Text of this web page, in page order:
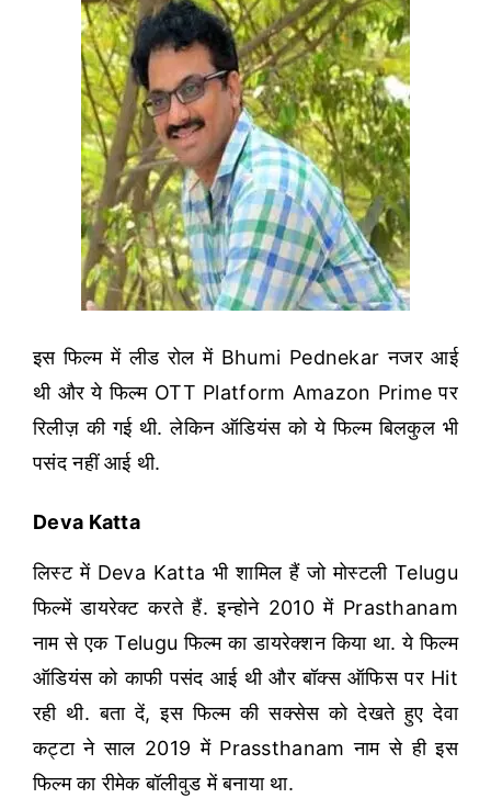
इस फिल्म में लीड रोल में Bhumi Pednekar नजर आई
थी और ये फिल्म OTT Platform Amazon Prime पर
रिलीज़ की गई थी. लेकिन ऑडियंस को ये फिल्म बिलकुल भी
पसंद नहीं आई थी.
Deva Katta
लिस्ट में Deva Katta भी शामिल हैं जो मोस्टली Telugu
फिल्में डायरेक्ट करते हैं. इन्होने 2010 में Prasthanam
नाम से एक Telugu फिल्म का डायरेक्शन किया था. ये फिल्म
ऑडियंस को काफी पसंद आई थी और बॉक्स ऑफिस पर Hit
रही थी.बता दें, इस फिल्म की सक्सेस को देखते हुए देवा
कट्टा ने साल 2019 में Prassthanam नाम से ही इस
फिल्म का रीमेक बॉलीवुड में बनाया था.